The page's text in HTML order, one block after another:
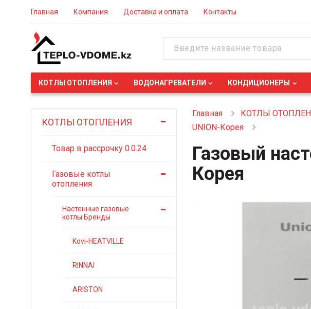
Главная Компания Доставка и оплата Контакты
КОТЛЫ ОТОПЛЕНИЯ ВОДОНАГРЕВАТЕЛИ КОНДИЦИОНЕРЫ
КОТЛЫ ОТОПЛЕНИЯ
Товар в рассрочку 0.0.24
Газовые котлы
отопления
Настенные газовые
котлы Бренды
Kovi-HEATVILLE
RINNAI
ARISTON
Главная КОТЛЫ
UNION-Корея
Газовый
Корея